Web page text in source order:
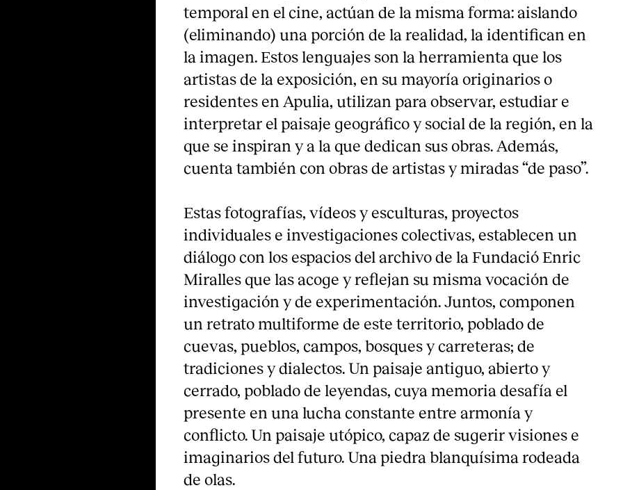
temporal en el cine, actúan de la misma forma: aislando
(eliminando) una porción de la realidad, la identifican en
la imagen. Estos lenguajes son la herramienta que los
artistas de la exposición, en su mayoría originarios o
residentes en Apulia, utilizan para observar, estudiar e
interpretar el paisaje geográfico y social de la región, en la
que se inspiran y a la que dedican sus obras. Además,
cuenta también con obras de artistas y miradas “de paso”.
Estas fotografías, vídeos y esculturas, proyectos
individuales e investigaciones colectivas, establecen un
diálogo con los espacios del archivo de la Fundació Enric
Miralles que las acoge y reflejan su misma vocación de
investigación y de experimentación. Juntos, componen
un retrato multiforme de este territorio, poblado de
cuevas, pueblos, campos, bosques y carreteras; de
tradiciones y dialectos. Un paisaje antiguo, abierto y
cerrado, poblado de leyendas, cuya memoria desafía el
presente en una lucha constante entre armonía y
conflicto. Un paisaje utópico, capaz de sugerir visiones e
imaginarios del futuro. Una piedra blanquísima rodeada
de olas.